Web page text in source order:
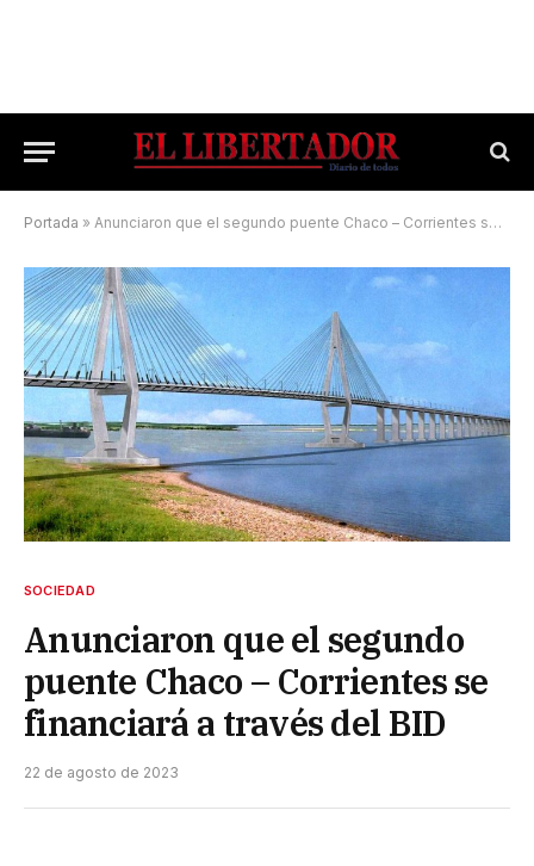
Portada » Anunciaron que el segundo puente Chaco – Corrientes se financiará a través del BID
SOCIEDAD
Anunciaron que el segundo
puente Chaco – Corrientes se
financiará a través del BID
22 de agosto de 2023